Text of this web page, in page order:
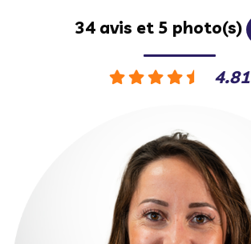
34 avis et 5 photo(s)
4.81